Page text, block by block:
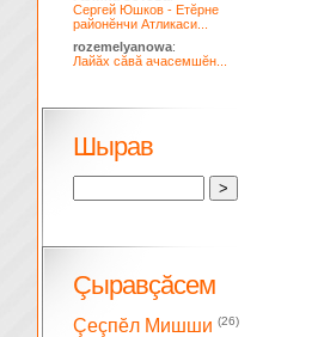
Сергей Юшков - Етĕрне
районĕнчи Атликаси...
rozemelyanowa:
Лайăх сăвă ачасемшĕн...
Шырав
Çыравçăсем
Çеçпĕл Мишши (26)